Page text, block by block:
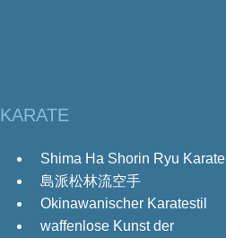
KARATE
Shima Ha Shorin Ryu Karate
島派松林流空手
Okinawanischer Karatestil
waffenlose Kunst der